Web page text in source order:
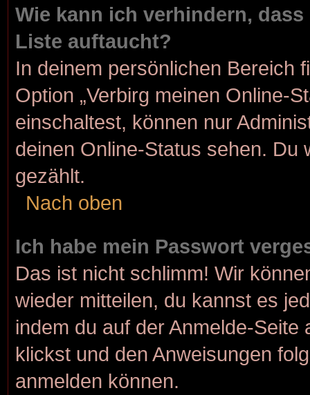
Wie kann ich verhindern,
Liste auftaucht?
In deinem persönlichen Bereich
Option „Verbirg meinen Online-
einschaltest, können nur
deinen Online-Status sehen.
gezählt.
Nach oben
Ich habe mein Passwort
Das ist nicht schlimm! Wir
wieder mitteilen, du kannst es
indem du auf der Anmelde-Seite
klickst und den Anweisungen
anmelden können.